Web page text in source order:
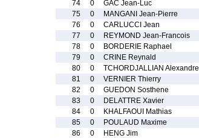
74
0 GAC Jean-Luc
75
0 MANGANI Jean-Pierre
76
0 CARLUCCI Jean
77
0 REYMOND Jean-Francois
78
0 BORDERIE Raphael
79
0 CRINE Reynald
80
0 TCHORDJALLIAN Alexandre
81
0 VERNIER Thierry
82
0 GUEDON Sosthene
83
0 DELATTRE Xavier
84
0 KHALFAOUI Mathias
85
0 POULAUD Maxime
86
0 HENG Jim